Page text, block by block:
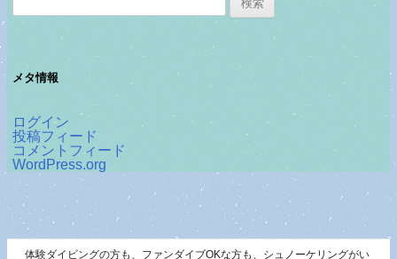
索:
メタ情報
ログイン
投稿フィード
コメントフィード
WordPress.org
体験ダイビングの方も、ファンダイブOKな方も、シュノーケリングがい